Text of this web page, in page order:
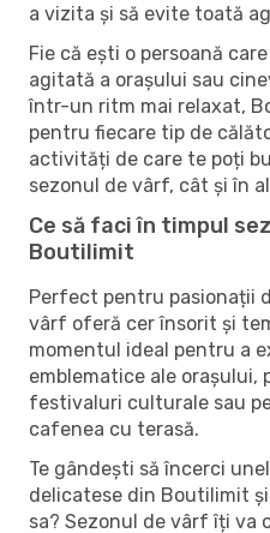
a vizita și să evite toată
Fie că ești o persoană
agitată a orașului sau
într-un ritm mai relaxat,
pentru fiecare tip de
activități de care te poți
sezonul de vârf, cât și în
Ce să faci în timpul
Boutilimit
Perfect pentru pasionații
vârf oferă cer însorit și
momentul ideal pentru a
emblematice ale orașului,
festivaluri culturale sau
cafenea cu terasă.
Te gândești să încerci
delicatese din Boutilimit
sa? Sezonul de vârf îți va